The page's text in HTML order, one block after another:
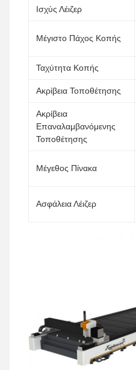
Ισχύς Λέιζερ
Μέγιστο Πάχος Κοπής
Ταχύτητα Κοπής
Ακρίβεια Τοποθέτησης
Ακρίβεια
Επαναλαμβανόμενης
Τοποθέτησης
Μέγεθος Πίνακα
Ασφάλεια Λέιζερ